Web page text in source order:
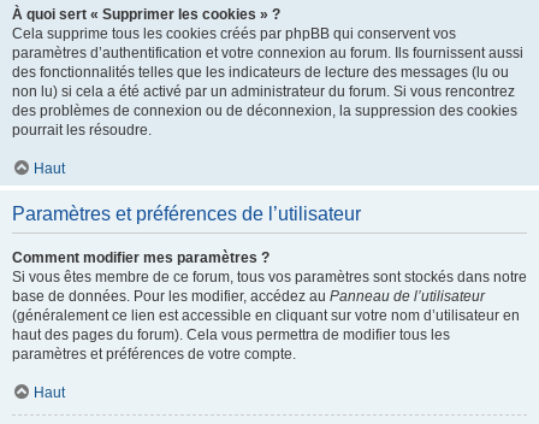
À quoi sert « Supprimer les cookies » ?
Cela supprime tous les cookies créés par phpBB qui conservent vos
paramètres d’authentification et votre connexion au forum. Ils fournissent aussi
des fonctionnalités telles que les indicateurs de lecture des messages (lu ou
non lu) si cela a été activé par un administrateur du forum. Si vous rencontrez
des problèmes de connexion ou de déconnexion, la suppression des cookies
pourrait les résoudre.
Haut
Paramètres et préférences de l’utilisateur
Comment modifier mes paramètres ?
Si vous êtes membre de ce forum, tous vos paramètres sont stockés dans notre
base de données. Pour les modifier, accédez au Panneau de l’utilisateur
(généralement ce lien est accessible en cliquant sur votre nom d’utilisateur en
haut des pages du forum). Cela vous permettra de modifier tous les
paramètres et préférences de votre compte.
Haut